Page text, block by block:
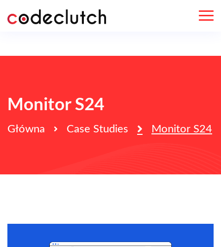
Monitor S24
Główna Case Studies Monitor S24